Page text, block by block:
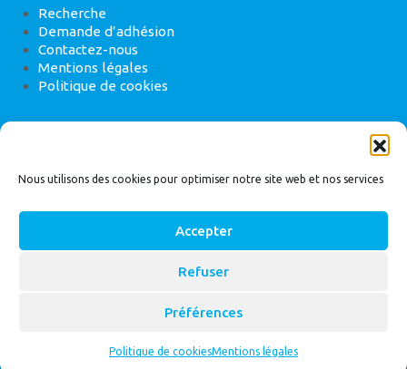
Nous utilisons des cookies pour optimiser notre site web et nos services
Accepter
Refuser
Préférences
Politique de cookiesMentions légales
Recherche
Demande d’adhésion
Contactez-nous
Mentions légales
Politique de cookies